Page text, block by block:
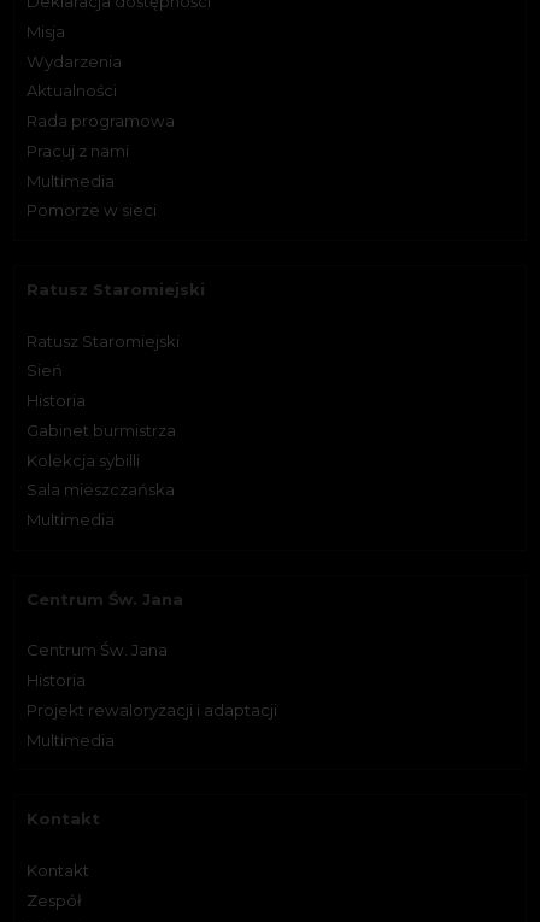
Misja
Wydarzenia
Aktualności
Rada programowa
Pracuj z nami
Multimedia
Pomorze w sieci
Ratusz Staromiejski
Ratusz Staromiejski
Sień
Historia
Gabinet burmistrza
Kolekcja sybilli
Sala mieszczańska
Multimedia
Centrum Św. Jana
Centrum Św. Jana
Historia
Projekt rewaloryzacji i adaptacji
Multimedia
Kontakt
Kontakt
Zespół